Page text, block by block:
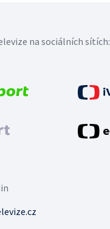
na sociálních sítích: